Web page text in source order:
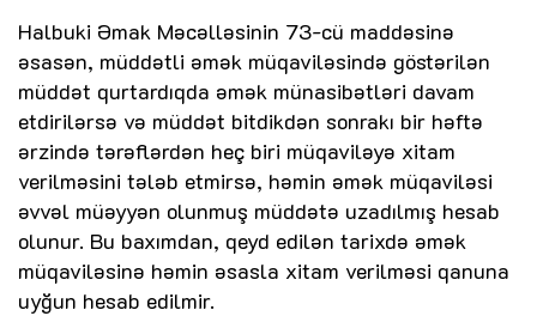
Halbuki Əmak Məcəlləsinin 73-cü maddəsinə
əsasən, müddətli əmək müqaviləsində göstərilən
müddət qurtardıqda əmək münasibətləri davam
etdirilərsə və müddət bitdikdən sonrakı bir həftə
ərzində tərəflərdən heç biri müqaviləyə xitam
verilməsini tələb etmirsə, həmin əmək müqaviləsi
əvvəl müəyyən olunmuş müddətə uzadılmış hesab
olunur. Bu baxımdan, qeyd edilən tarixdə əmək
müqaviləsinə həmin əsasla xitam verilməsi qanuna
uyğun hesab edilmir.